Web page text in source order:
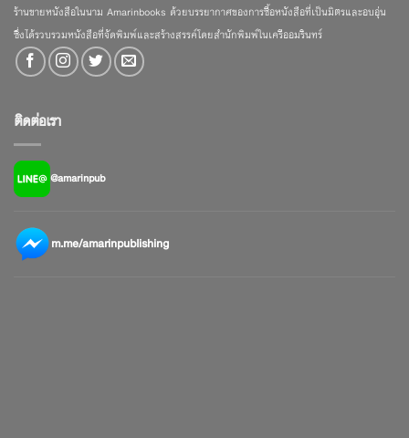
ร้านขายหนังสือในนาม Amarinbooks ด้วยบรรยากาศของการซื้อหนังสือที่เป็นมิตรและอบอุ่น
ซึ่งได้รวบรวมหนังสือที่จัดพิมพ์และสร้างสรรค์โดยสำนักพิมพ์ในเครืออมรินทร์
ติดต่อเรา
@amarinpub
m.me/amarinpublishing